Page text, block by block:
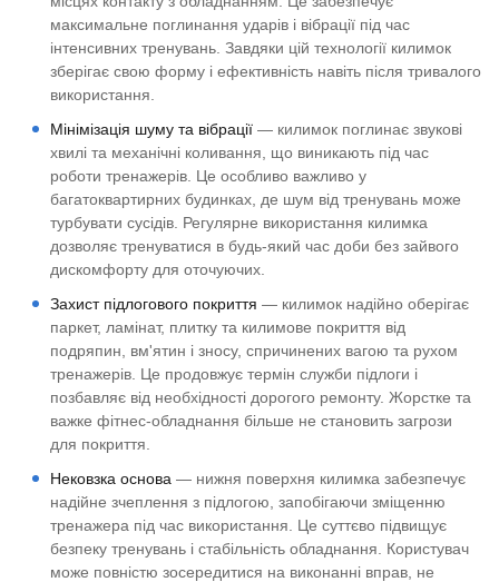
максимальне поглинання ударів і вібрації під час
інтенсивних тренувань. Завдяки цій технології килимок
зберігає свою форму і ефективність навіть після тривалого
використання.
Мінімізація шуму та вібрації — килимок поглинає звукові
хвилі та механічні коливання, що виникають під час
роботи тренажерів. Це особливо важливо у
багатоквартирних будинках, де шум від тренувань може
турбувати сусідів. Регулярне використання килимка
дозволяє тренуватися в будь-який час доби без зайвого
дискомфорту для оточуючих.
Захист підлогового покриття — килимок надійно оберігає
паркет, ламінат, плитку та килимове покриття від
подряпин, вм'ятин і зносу, спричинених вагою та рухом
тренажерів. Це продовжує термін служби підлоги і
позбавляє від необхідності дорогого ремонту. Жорстке та
важке фітнес-обладнання більше не становить загрози
для покриття.
Нековзка основа — нижня поверхня килимка забезпечує
надійне зчеплення з підлогою, запобігаючи зміщенню
тренажера під час використання. Це суттєво підвищує
безпеку тренувань і стабільність обладнання. Користувач
може повністю зосередитися на виконанні вправ, не